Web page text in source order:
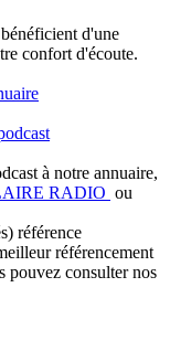
d'une
confort d'écoute.
à notre annuaire,
RADIO ou
référence
référencement
pouvez consulter nos